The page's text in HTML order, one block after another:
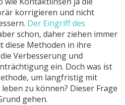
korrigieren und nicht
Der Eingriff des
schon, daher ziehen immer
diese Methoden in ihre
Verbesserung und
ein. Doch was ist
um langfristig mit
zu können? Dieser Frage
gehen.